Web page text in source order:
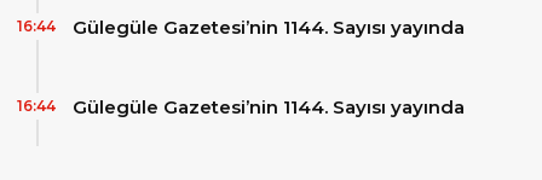
Gülegüle Gazetesi’nin 1144. Sayısı yayında
16:44
Gülegüle Gazetesi’nin 1144. Sayısı yayında
16:44